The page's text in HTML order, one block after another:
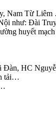
Nam Từ
như: Đài
huyết
Đàn, HC
tải…